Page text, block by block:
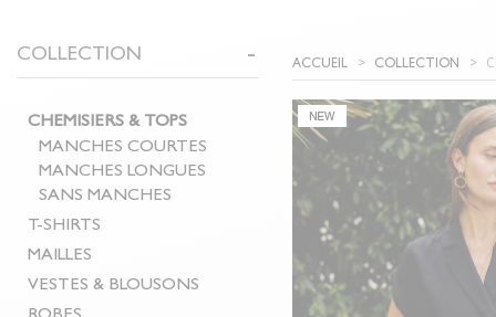
LA COLLECTION
T-SHIRTS
VESTES & BLOUSONS
ROBES
SHORTS
BIJOUX
COLLECTION
CHEMISIERS & TOPS
MANCHES COURTES
MANCHES LONGUES
SANS MANCHES
T-SHIRTS
MAILLES
VESTES & BLOUSONS
ACCUEIL COLLECTION